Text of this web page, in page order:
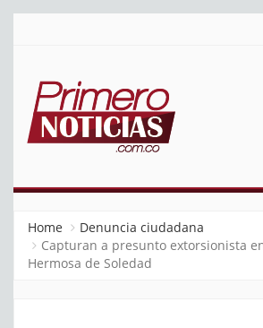
Home
Denuncia ciudadana
Capturan a presunto extorsionista
Hermosa de Soledad